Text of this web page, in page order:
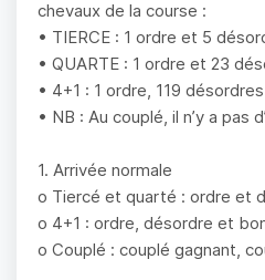
chevaux de la course :
• TIERCE : 1 ordre et 5
• QUARTE : 1 ordre et 23
• 4+1 : 1 ordre, 119
• NB : Au couplé, il n’y a pas
1. Arrivée normale
o Tiercé et quarté : ordre et
o 4+1 : ordre, désordre et
o Couplé : couplé gagnant,